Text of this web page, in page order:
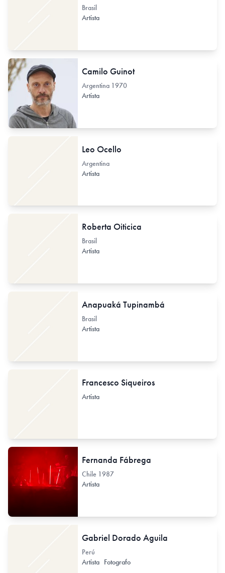
Brasil
Artista
Camilo Guinot
Argentina 1970
Artista
Leo Ocello
Argentina
Artista
Roberta Oiticica
Brasil
Artista
Anapuaká Tupinambá
Brasil
Artista
Francesco Siqueiros
Artista
Fernanda Fábrega
Chile 1987
Artista
Gabriel Dorado Aguila
Perú
Artista Fotografo